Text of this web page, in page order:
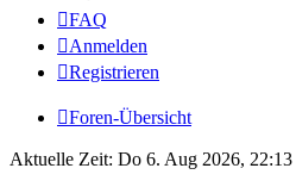
FAQ
Anmelden
Registrieren
Foren-Übersicht
Aktuelle Zeit: Do 6. Aug 2026, 22:13